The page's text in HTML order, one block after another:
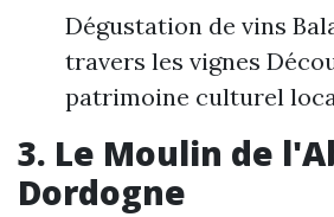
Dégustation de vins
travers les vignes
patrimoine culturel
3. Le Moulin de
Dordogne